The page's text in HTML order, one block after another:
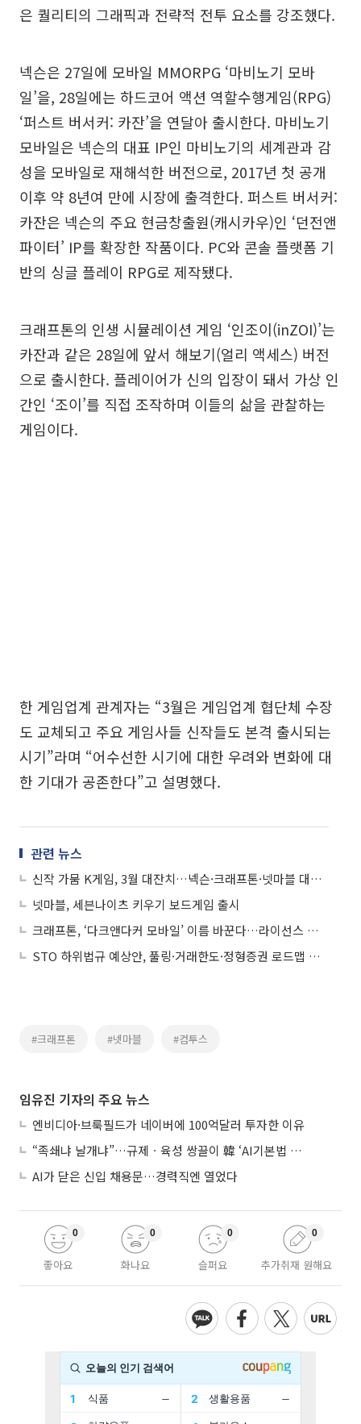
은 퀄리티의 그래픽과 전략적 전투 요소를 강조했다.
넥슨은 27일에 모바일 MMORPG ‘마비노기 모바
일’을, 28일에는 하드코어 액션 역할수행게임(RPG)
‘퍼스트 버서커: 카잔’을 연달아 출시한다. 마비노기
모바일은 넥슨의 대표 IP인 마비노기의 세계관과 감
성을 모바일로 재해석한 버전으로, 2017년 첫 공개
이후 약 8년여 만에 시장에 출격한다. 퍼스트 버서커:
카잔은 넥슨의 주요 현금창출원(캐시카우)인 ‘던전앤
파이터’ IP를 확장한 작품이다. PC와 콘솔 플랫폼 기
반의 싱글 플레이 RPG로 제작됐다.
크래프톤의 인생 시뮬레이션 게임 ‘인조이(inZOI)’는
카잔과 같은 28일에 앞서 해보기(얼리 액세스) 버전
으로 출시한다. 플레이어가 신의 입장이 돼서 가상 인
간인 ‘조이’를 직접 조작하며 이들의 삶을 관찰하는
게임이다.
한 게임업계 관계자는 “3월은 게임업계 협단체 수장
도 교체되고 주요 게임사들 신작들도 본격 출시되는
시기”라며 “어수선한 시기에 대한 우려와 변화에 대
한 기대가 공존한다”고 설명했다.
관련 뉴스
신작 가뭄 K게임, 3월 대잔치…넥슨·크래프톤·넷마블 대격돌
넷마블, 세븐나이츠 키우기 보드게임 출시
크래프톤, ‘다크앤다커 모바일’ 이름 바꾼다…라이선스 계약 종료
STO 하위법규 예상안, 풀링·거래한도·정형증권 로드맵 제시
#크래프톤 #넷마블 #컴투스
임유진 기자의 주요 뉴스
엔비디아·브룩필드가 네이버에 100억달러 투자한 이유
“족쇄냐 날개냐”…규제ㆍ육성 쌍끌이 韓 ‘AI기본법 개정안’ 오늘 시행
AI가 닫은 신입 채용문…경력직엔 열었다
좋아요
0
화나요
0
슬퍼요
0
추가취재 원해요
0